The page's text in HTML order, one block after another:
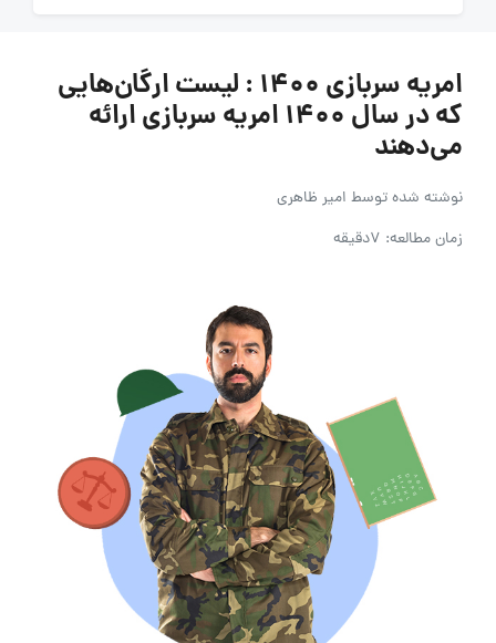
امریه سربازی ۱۴۰۰ : لیست ارگان‌هایی
که در سال ۱۴۰۰ امریه سربازی ارائه
می‌دهند
نوشته شده توسط امیر ظاهری
زمان مطالعه: 7دقیقه